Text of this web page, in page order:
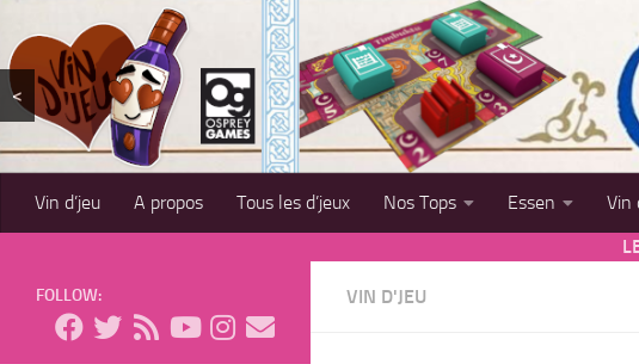
Skip to content
<
Vin d’jeu A propos Tous les d’jeux Nos Tops Essen Vin
VIN D'JEU
FOLLOW: